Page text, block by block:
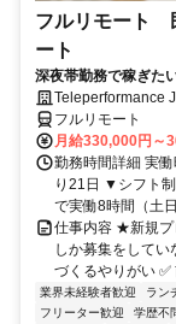
フルリモート
ート
深夜帯勤務で稼ぎた
Teleperformance
フルリモート
月給330,000円～
勤務時間詳細 実
り21日 ▼シフト
で実働8時間（土
仕事内容 ★新規プ
しか募集をしてい
づくるやりがい
業界未経験者歓迎 ラン
フリーター歓迎
学歴不